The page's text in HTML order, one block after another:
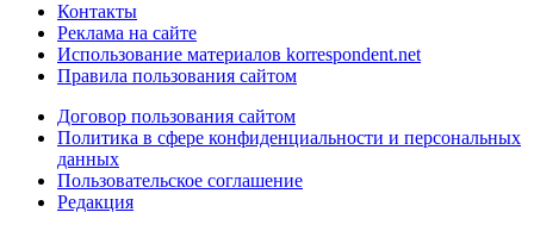
Контакты
Реклама на сайте
Использование материалов korrespondent.net
Правила пользования сайтом
Договор пользования сайтом
Политика в сфере конфиденциальности и персональных
данных
Пользовательское соглашение
Редакция